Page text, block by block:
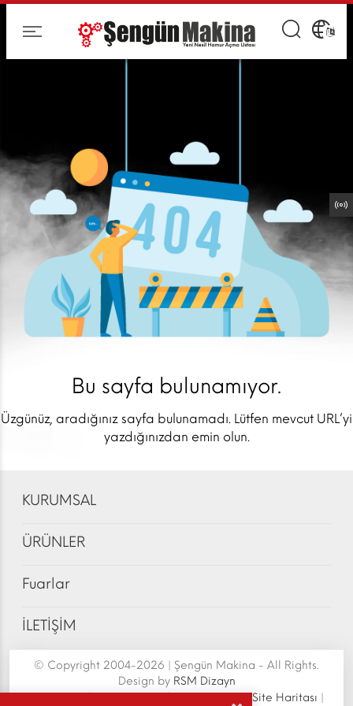
Bu sayfa bulunamıyor.
Üzgünüz, aradığınız sayfa bulunamadı. Lütfen mevcut URL’yi
yazdığınızdan emin olun.
KURUMSAL
ÜRÜNLER
Fuarlar
İLETİŞİM
© Copyright 2004-2026 | Şengün Makina - All Rights.
Design by RSM Dizayn
Site Haritası |